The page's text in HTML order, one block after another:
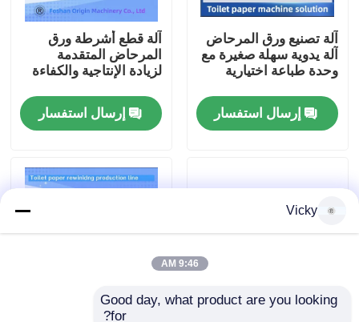
جولة في المصنع
مراقبة الجودة
اتصل بنا
اطلب اقتباس
آلة تصنيع ورق المرحاض
آلة يدوية سهلة صغيرة مع
وحدة طباعة اختيارية
إرسال استفسار
آلة قطع أشرطة ورق
المرحاض المتقدمة
لزيادة الإنتاجية والكفاءة
إرسال استفسار
Vicky
9:46 AM
Good day, what product are you looking
for?